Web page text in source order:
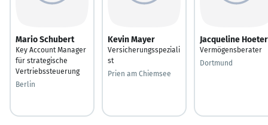
Mario Schubert
Key Account Manager
für strategische
Vertriebssteuerung
Berlin
Kevin Mayer
Versicherungsspeziali
st
Prien am Chiemsee
Jacqueline Hoeter
Vermögensberater
Dortmund